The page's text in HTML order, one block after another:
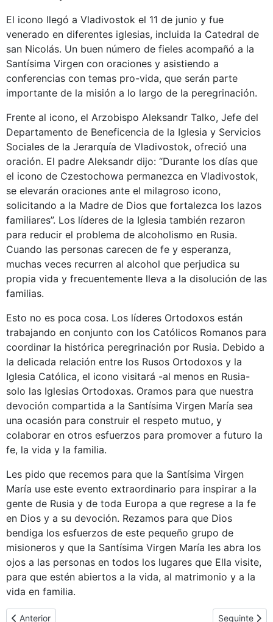
El icono llegó a Vladivostok el 11 de junio y fue
venerado en diferentes iglesias, incluida la Catedral de
san Nicolás. Un buen número de fieles acompañó a la
Santísima Virgen con oraciones y asistiendo a
conferencias con temas pro-vida, que serán parte
importante de la misión a lo largo de la peregrinación.
Frente al icono, el Arzobispo Aleksandr Talko, Jefe del
Departamento de Beneficencia de la Iglesia y Servicios
Sociales de la Jerarquía de Vladivostok, ofreció una
oración. El padre Aleksandr dijo: “Durante los días que
el icono de Czestochowa permanezca en Vladivostok,
se elevarán oraciones ante el milagroso icono,
solicitando a la Madre de Dios que fortalezca los lazos
familiares”. Los líderes de la Iglesia también rezaron
para reducir el problema de alcoholismo en Rusia.
Cuando las personas carecen de fe y esperanza,
muchas veces recurren al alcohol que perjudica su
propia vida y frecuentemente lleva a la disolución de las
familias.
Esto no es poca cosa. Los líderes Ortodoxos están
trabajando en conjunto con los Católicos Romanos para
coordinar la histórica peregrinación por Rusia. Debido a
la delicada relación entre los Rusos Ortodoxos y la
Iglesia Católica, el icono visitará -al menos en Rusia-
solo las Iglesias Ortodoxas. Oramos para que nuestra
devoción compartida a la Santísima Virgen María sea
una ocasión para construir el respeto mutuo, y
colaborar en otros esfuerzos para promover a futuro la
fe, la vida y la familia.
Les pido que recemos para que la Santísima Virgen
María use este evento extraordinario para inspirar a la
gente de Rusia y de toda Europa a que regrese a la fe
en Dios y a su devoción. Rezamos para que Dios
bendiga los esfuerzos de este pequeño grupo de
misioneros y que la Santísima Virgen María les abra los
ojos a las personas en todos los lugares que Ella visite,
para que estén abiertos a la vida, al matrimonio y a la
vida en familia.
Artigo anterior: Homilias e testemunhos
Anterior Artigo
Seguinte